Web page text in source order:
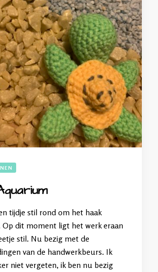
tijdje stil rond om het haak
dit moment ligt het werk eraan
stil. Nu bezig met de
van de handwerkbeurs. Ik
niet vergeten, ik ben nu bezig